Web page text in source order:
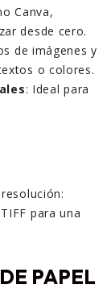
Canva,
desde cero.
de imágenes y
o colores.
: Ideal para
para una
PAPEL